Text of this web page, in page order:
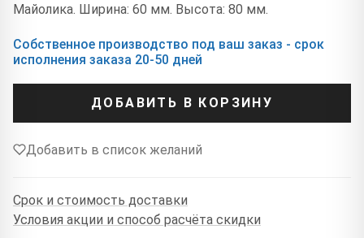
Майолика. Ширина: 60 мм. Высота: 80 мм.
Собственное производство под ваш заказ - срок
исполнения заказа 20-50 дней
ДОБАВИТЬ В КОРЗИНУ
Добавить в список желаний
Срок и стоимость доставки
Условия акции и способ расчёта скидки